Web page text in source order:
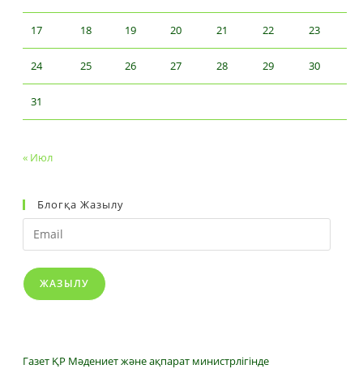
17 18 19 20 21 22 23
24 25 26 27 28 29 30
31
« Июл
Блогқа Жазылу
Email
ЖАЗЫЛУ
Газет ҚР Мәдениет және ақпарат министрлігінде